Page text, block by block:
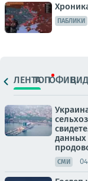
ПАБЛИКИ
ЛЕНТАТОПОФИЦ.
данных
СМИ